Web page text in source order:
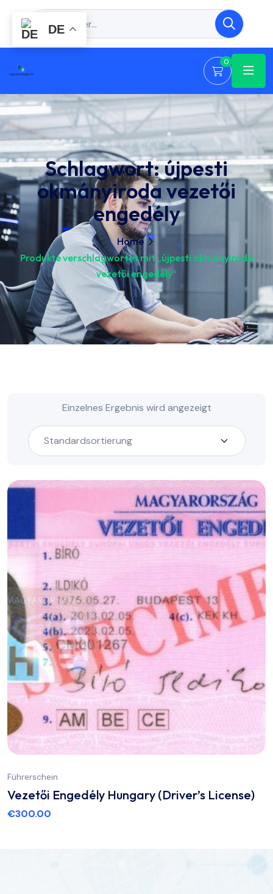
0
Schlagwort:újpesti
okmányiroda vezetői
engedély
Home
Produkte verschlagwortet mit „újpesti okmányiroda
vezetői engedély“
Einzelnes Ergebnis wird angezeigt
Führerschein
Vezetői Engedély Hungary (Driver’s License)
€300.00
DE